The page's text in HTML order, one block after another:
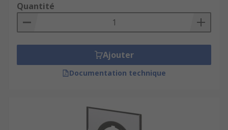
Quantité
Ajouter
Documentation technique